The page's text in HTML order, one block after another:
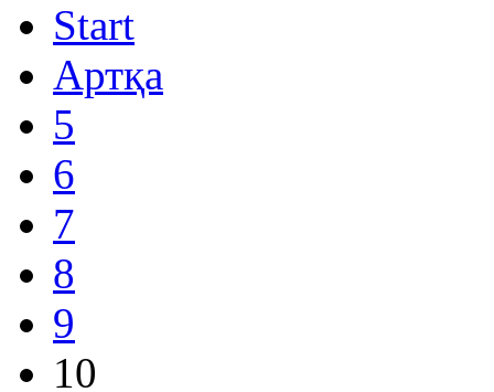
Start
Артқа
5
6
7
8
9
10